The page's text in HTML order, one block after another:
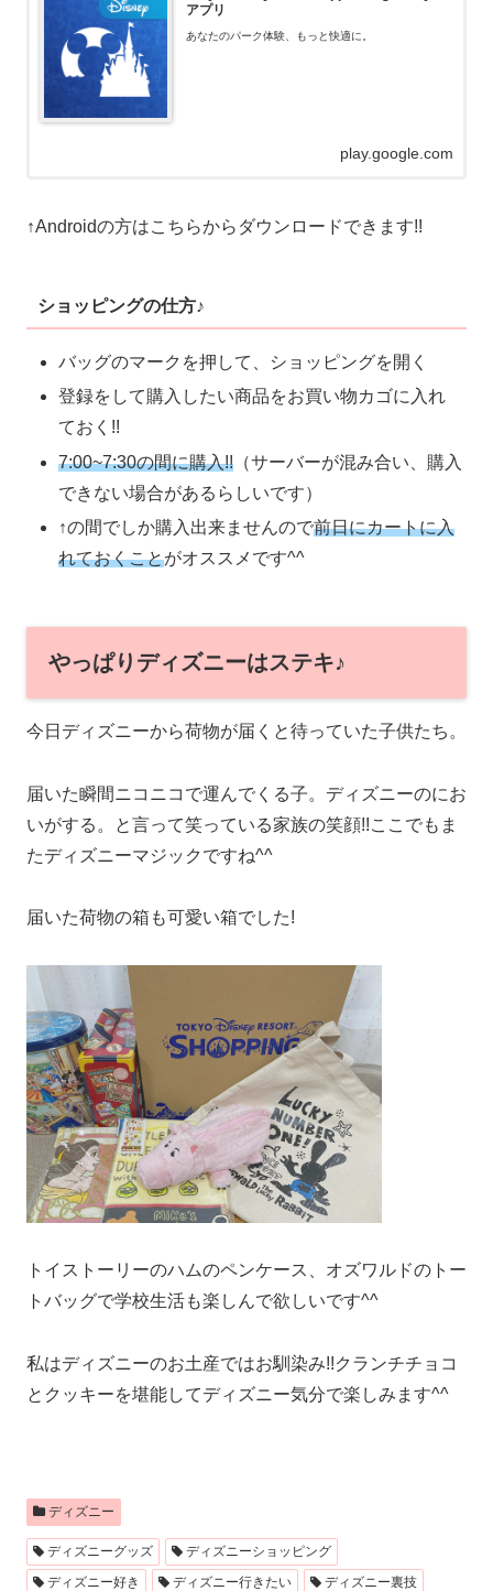
アプリ
あなたのパーク体験、もっと快適に。
play.google.com
↑Androidの方はこちらからダウンロードできます!!
ショッピングの仕方♪
バッグのマークを押して、ショッピングを開く
登録をして購入したい商品をお買い物カゴに入れ
ておく!!
7:00~7:30の間に購入!! （サーバーが混み合い、購入
できない場合があるらしいです）
↑の間でしか購入出来ませんので前日にカートに入
れておくことがオススメです^^
やっぱりディズニーはステキ♪
今日ディズニーから荷物が届くと待っていた子供たち。
届いた瞬間ニコニコで運んでくる子。ディズニーのにお
いがする。と言って笑っている家族の笑顔!!ここでもま
たディズニーマジックですね^^
届いた荷物の箱も可愛い箱でした!
トイストーリーのハムのペンケース、オズワルドのトー
トバッグで学校生活も楽しんで欲しいです^^
私はディズニーのお土産ではお馴染み!!クランチチョコ
とクッキーを堪能してディズニー気分で楽しみます^^
ディズニー
ディズニーグッズ
ディズニーショッピング
ディズニー好き
ディズニー行きたい ディズニー裏技